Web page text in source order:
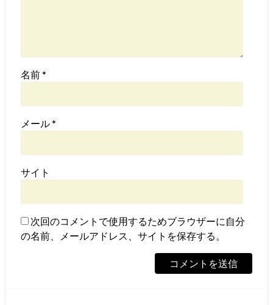
名前*
メール*
サイト
次回のコメントで使用するためブラウザーに自分
の名前、メールアドレス、サイトを保存する。